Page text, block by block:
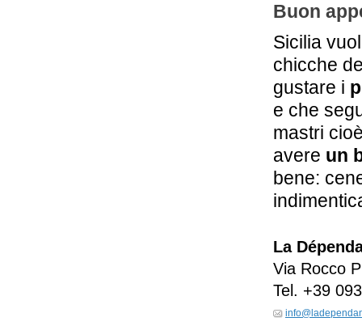
Buon
Sicilia
chicche
gustare i
e che
mastri
avere un
bene:
La
Via Rocco
Tel. +39